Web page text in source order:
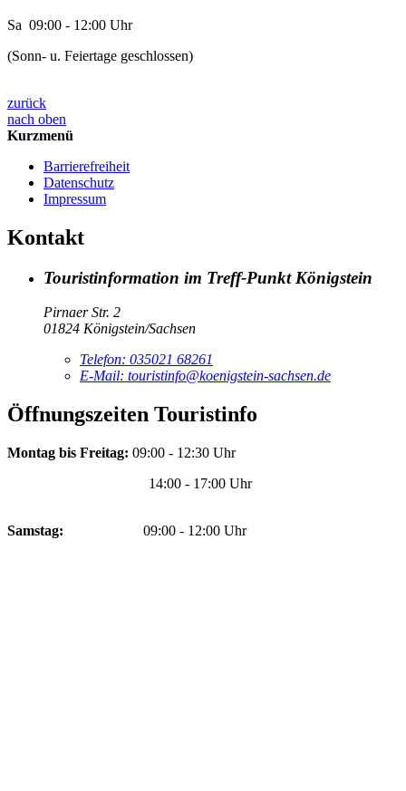
Sa 09:00 - 12:00 Uhr
(Sonn- u. Feiertage geschlossen)
zurück
nach oben
Kurzmenü
Barrierefreiheit
Datenschutz
Impressum
Kontakt
Touristinformation im Treff-Punkt Königstein
Pirnaer Str. 2
01824 Königstein/Sachsen
Telefon: 035021 68261
E-Mail: touristinfo@koenigstein-sachsen.de
Öffnungszeiten Touristinfo
Montag bis Freitag: 09:00 - 12:30 Uhr
14:00 - 17:00 Uhr
Samstag: 09:00 - 12:00 Uhr